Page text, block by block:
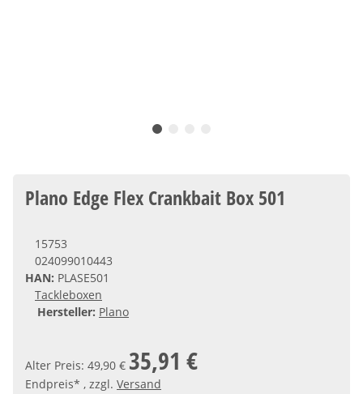
Plano Edge Flex Crankbait Box 501
15753
024099010443
HAN: PLASE501
Tackleboxen
Hersteller: Plano
Alter Preis: 49,90 € 35,91 €
Endpreis* , zzgl. Versand